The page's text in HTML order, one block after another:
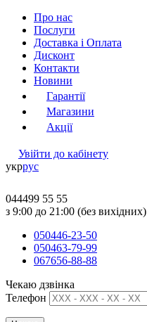
Про нас
Послуги
Доставка і Оплата
Дисконт
Контакти
Новини
Гарантії
Магазини
Акції
Увійти до кабінету
укррус
044499 55 55
з 9:00 до 21:00 (без вихідних)
050446-23-50
050463-79-99
067656-88-88
Чекаю дзвінка
Телефон